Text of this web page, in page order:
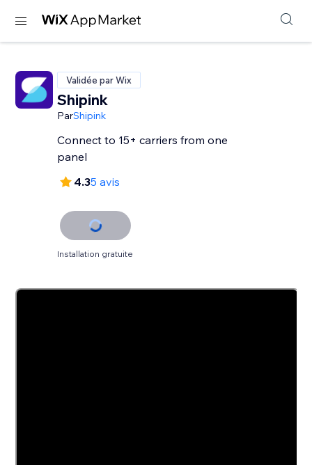
Validée par Wix
Shipink
ParShipink
Connect to 15+ carriers from one
panel
4.35 avis
Installation gratuite